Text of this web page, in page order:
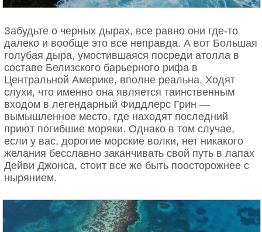
Забудьте о черных дырах, все равно они где-то
далеко и вообще это все неправда. А вот Большая
голубая дыра, умостившаяся посреди атолла в
составе Белизского барьерного рифа в
Центральной Америке, вполне реальна. Ходят
слухи, что именно она является таинственным
входом в легендарный Фиддлерс Грин —
вымышленное место, где находят последний
приют погибшие моряки. Однако в том случае,
если у вас, дорогие морские волки, нет никакого
желания бесславно заканчивать свой путь в лапах
Дейви Джонса, стоит все же быть поосторожнее с
нырянием.